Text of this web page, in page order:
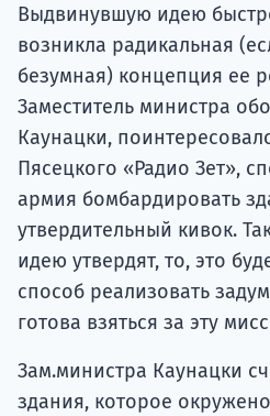
Выдвинувшую идею
возникла радикальная
безумная) концепция ее
Заместитель министра
Каунацки,
Пясецкого «Радио Зет»,
армия бомбардировать
утвердительный кивок.
идею утвердят, то, это
способ реализовать
готова взяться за эту
Зам.министра Каунацки
здания, которое